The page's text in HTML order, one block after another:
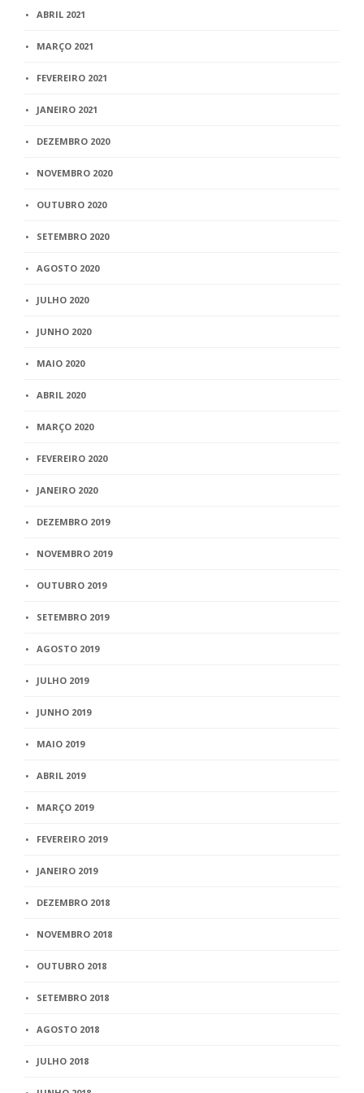
ABRIL 2021
MARÇO 2021
FEVEREIRO 2021
JANEIRO 2021
DEZEMBRO 2020
NOVEMBRO 2020
OUTUBRO 2020
SETEMBRO 2020
AGOSTO 2020
JULHO 2020
JUNHO 2020
MAIO 2020
ABRIL 2020
MARÇO 2020
FEVEREIRO 2020
JANEIRO 2020
DEZEMBRO 2019
NOVEMBRO 2019
OUTUBRO 2019
SETEMBRO 2019
AGOSTO 2019
JULHO 2019
JUNHO 2019
MAIO 2019
ABRIL 2019
MARÇO 2019
FEVEREIRO 2019
JANEIRO 2019
DEZEMBRO 2018
NOVEMBRO 2018
OUTUBRO 2018
SETEMBRO 2018
AGOSTO 2018
JULHO 2018